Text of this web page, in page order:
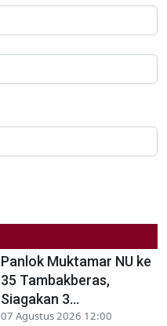
Panlok Muktamar NU ke
35 Tambakberas,
Siagakan 3...
07 Agustus 2026 12:00